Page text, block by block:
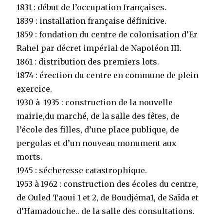
1831 : début de l’occupation françaises.
1839 : installation française définitive.
1859 : fondation du centre de colonisation d’Er
Rahel par décret impérial de Napoléon III.
1861 : distribution des premiers lots.
1874 : érection du centre en commune de plein
exercice.
1930 à 1935 : construction de la nouvelle
mairie,du marché, de la salle des fêtes, de
l’école des filles, d’une place publique, de
pergolas et d’un nouveau monument aux
morts.
1945 : sécheresse catastrophique.
1953 à 1962 : construction des écoles du centre,
de Ouled Taoui 1 et 2, de Boudjéma1, de Saïda et
d’Hamadouche., de la salle des consultations.